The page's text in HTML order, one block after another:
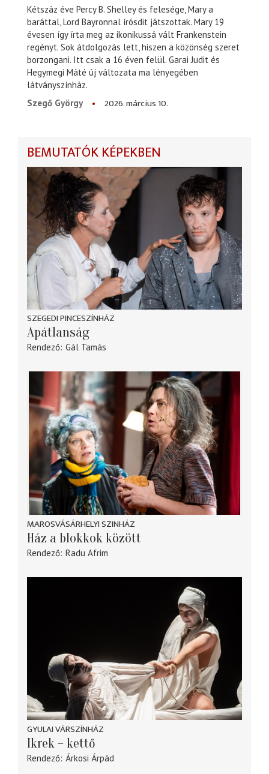
Kétszáz éve Percy B. Shelley és felesége, Mary a
baráttal, Lord Bayronnal írósdit játszottak. Mary 19
évesen így írta meg az ikonikussá vált Frankenstein
regényt. Sok átdolgozás lett, hiszen a közönség szeret
borzongani. Itt csak a 16 éven felül. Garai Judit és
Hegymegi Máté új változata ma lényegében
látványszínház.
Szegő György
2026. március 10.
BEMUTATÓK KÉPEKBEN
SZEGEDI PINCESZÍNHÁZ
Apátlanság
Rendező Gál Tamás
MAROSVÁSÁRHELYI SZINHÁZ
Ház a blokkok között
Rendező Radu Afrim
GYULAI VÁRSZÍNHÁZ
Ikrek – kettő
Rendező Árkosi Árpád